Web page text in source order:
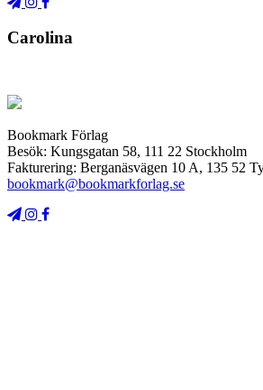
Carolina
Bookmark Förlag
Besök: Kungsgatan 58, 111 22 Stockholm
Fakturering: Berganäsvägen 10 A, 135 52
bookmark@bookmarkforlag.se